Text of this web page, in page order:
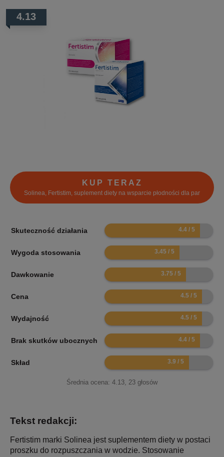
4.13
KUP TERAZ
Solinea, Fertistim, suplement diety na wsparcie płodności dla par
Skuteczność działania 8.8
Wygoda stosowania 6.9
Dawkowanie 7.5
Cena 9
Wydajność 9
Brak skutków ubocznych 8.8
Skład 7.8
Średnia ocena: 4.13 23 głosów
Tekst redakcji:
Fertistim marki Solinea jest suplementem diety w postaci
proszku do rozpuszczania w wodzie. Stosowanie